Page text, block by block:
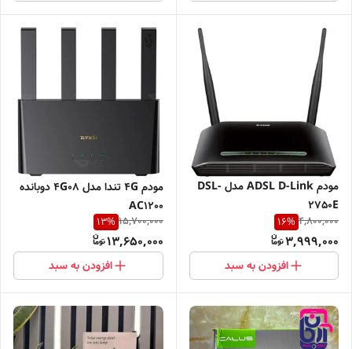
مودم ADSL D-Link مدل DSL-
2750E
4,800,000
16%
3,999,000
افزودن به سبد
مودم ۴G تندا مدل 4G08 دوبانده
AC1200
15,700,000
13%
13,650,000
افزودن به سبد